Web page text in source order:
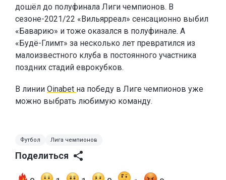
дошёл до полуфинала Лиги чемпионов. В
сезоне-2021/22 «Вильярреал» сенсационно выбил
«Баварию» и тоже оказался в полуфинале. А
«Будё-Глимт» за несколько лет превратился из
малоизвестного клуба в постоянного участника
поздних стадий еврокубков.
В линии Oinabet на победу в Лиге чемпионов уже
можно выбрать любимую команду.
Футбол Лига чемпионов
Поделиться